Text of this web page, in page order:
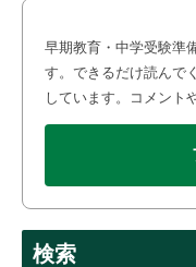
早期教育・中学受験準
す。できるだけ読んで
しています。コメント
検索